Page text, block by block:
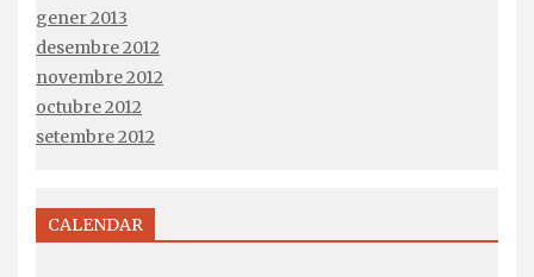
gener 2013
desembre 2012
novembre 2012
octubre 2012
setembre 2012
CALENDAR